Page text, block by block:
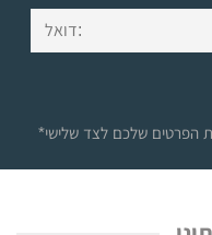
הפרטים שלכם לצד שלישי